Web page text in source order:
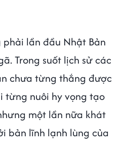
lần đầu Nhật Bản
Trong suốt lịch sử các
chưa từng thắng được
từng nuôi hy vọng tạo
một lần nữa khát
bản lĩnh lạnh lùng của